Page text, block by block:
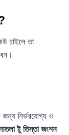
চাইলে তা
জন্য নির্ভরযোগ্য ও
টু তিস্তা জংশন